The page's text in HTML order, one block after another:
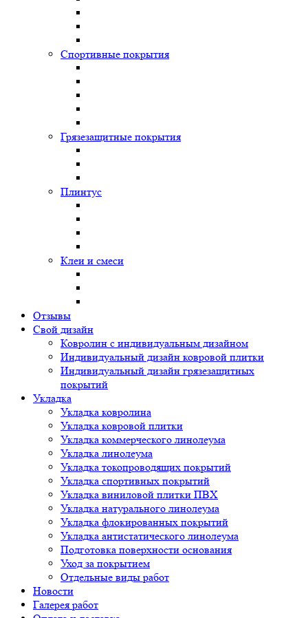
Спортивные покрытия
Грязезащитные покрытия
Плинтус
Клеи и смеси
Отзывы
Свой дизайн
Ковролин с индивидуальным дизайном
Индивидуальный дизайн ковровой плитки
Индивидуальный дизайн грязезащитных
покрытий
Укладка
Укладка ковролина
Укладка ковровой плитки
Укладка коммерческого линолеума
Укладка линолеума
Укладка токопроводящих покрытий
Укладка спортивных покрытий
Укладка виниловой плитки ПВХ
Укладка натурального линолеума
Укладка флокированных покрытий
Укладка антистатического линолеума
Подготовка поверхности основания
Уход за покрытием
Отдельные виды работ
Новости
Галерея работ